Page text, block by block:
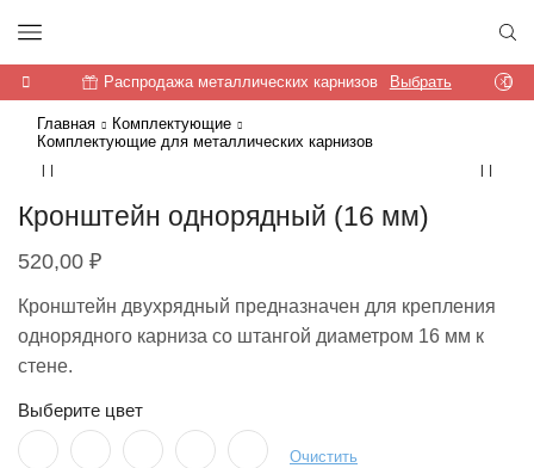
Распродажа металлических карнизов Выбрать
Главная
Комплектующие
Комплектующие для металлических карнизов
Кронштейн однорядный (16 мм)
520,00 ₽
Кронштейн двухрядный предназначен для крепления
однорядного карниза со штангой диаметром 16 мм к
стене.
Выберите цвет
Очистить